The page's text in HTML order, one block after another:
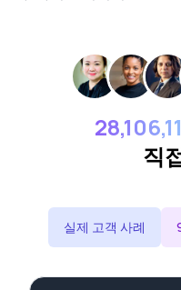
직
실제 고객 사례